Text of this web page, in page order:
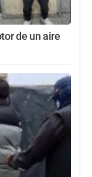
de un aire